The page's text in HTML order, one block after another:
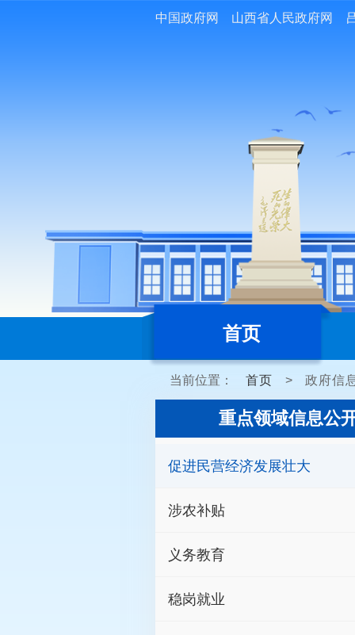
中国政府网 山西省人民政府网
首页
当前位置： 首页 > 政府信
重点领域信息公
促进民营经济发展壮大
涉农补贴
义务教育
稳岗就业